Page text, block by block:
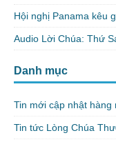
Hội nghị Panama kêu
Audio Lời Chúa: Thứ
Danh mục
Tin mới cập nhật hàng
Tin tức Lòng Chúa